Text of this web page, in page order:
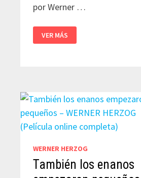
por Werner …
WODAABE
–
LOS
VER MÁS
WERNER HERZOG
También los enanos